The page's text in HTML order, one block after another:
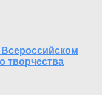
творчества